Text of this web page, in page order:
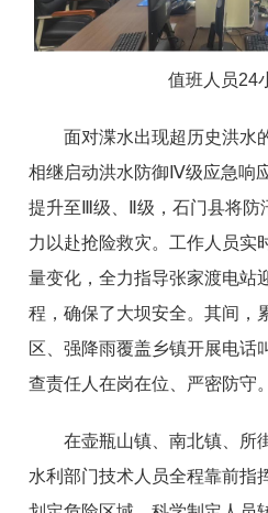
值班人员24
面对渫水出现超历史洪水
相继启动洪水防御Ⅳ级应急响
提升至Ⅲ级、Ⅱ级，石门县将防
力以赴抢险救灾。工作人员实
量变化，全力指导张家渡电站
程，确保了大坝安全。其间，
区、强降雨覆盖乡镇开展电话
查责任人在岗在位、严密防守。
在壶瓶山镇、南北镇、所
水利部门技术人员全程靠前指